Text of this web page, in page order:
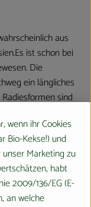
aus
ist schon bei
Die
ein längliches
sind
sich Radieschen
Garnieren
wenn ihr Cookies
Bio-Kekse!) und
Marketing zu
habt
2009/136/EG (E-
an welche